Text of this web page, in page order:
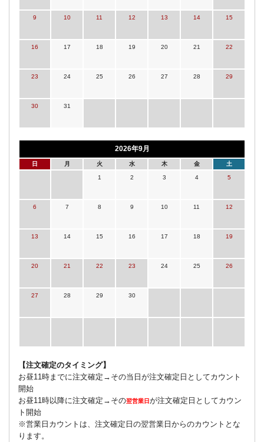
9 10 11 12 13 14 15
16 17 18 19 20 21 22
23 24 25 26 27 28 29
30 31
2026年9月
日 月 火 水 木 金 土
1 2 3 4 5
6 7 8 9 10 11 12
13 14 15 16 17 18 19
20 21 22 23 24 25 26
27 28 29 30
【注文確定のタイミング】
お昼11時までに注文確定→その当日が注文確定日としてカウント
開始
お昼11時以降に注文確定→その翌営業日が注文確定日としてカウン
ト開始
※営業日カウントは、注文確定日の翌営業日からのカウントとな
ります。